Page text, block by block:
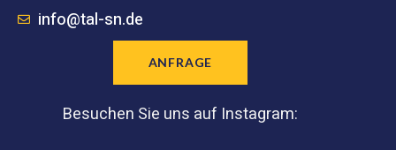
info@tal-sn.de
ANFRAGE
Besuchen Sie uns auf Instagram: